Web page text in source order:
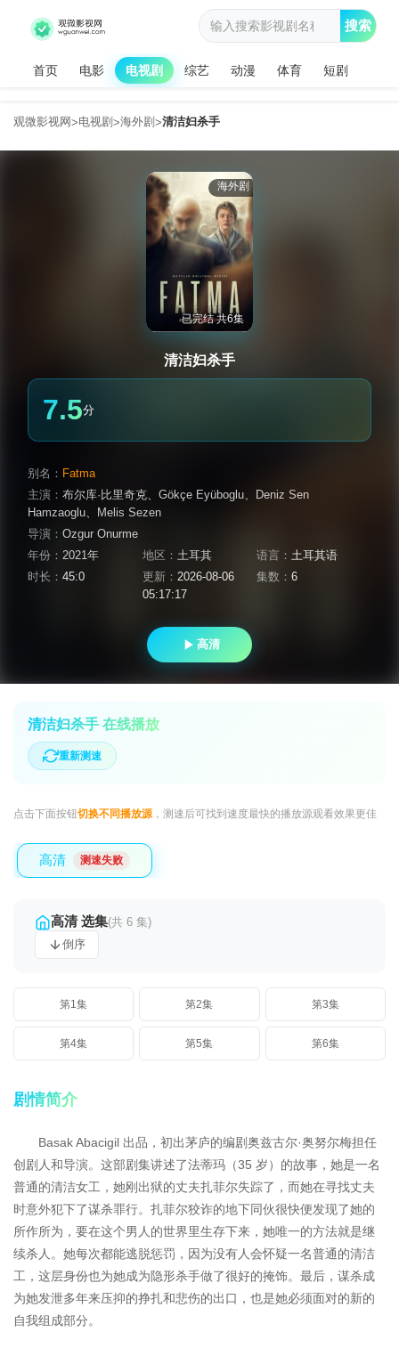
首页 电影 电视剧 综艺 动漫 体育 短剧
搜索
观微影视网>电视剧 >海外剧 >清洁妇杀手
海外剧
已完结 共6集
清洁妇杀手
7.5分
别名： Fatma
主演： 布尔库·比里奇克、 Gökçe Eyüboglu、
Deniz Sen
Hamzaoglu、
Melis Sezen
导演： Ozgur Onurme
年份： 2021年 地区： 土耳其 语言：土耳其语
时长： 45:0 更新： 2026-08-06
05:17:17
集数：6
高清
清洁妇杀手 在线播放
重新测速
点击下面按钮切换不同播放源，测速后可找到速度最快的播放源观看效果更佳
高清 测速失败
高清 选集(共 6 集)
倒序
第1集 第2集 第3集
第4集 第5集 第6集
剧情简介
Basak Abacigil 出品，初出茅庐的编剧奥兹古尔·奥努尔梅担任
创剧人和导演。这部剧集讲述了法蒂玛（35 岁）的故事，她是一名
普通的清洁女工，她刚出狱的丈夫扎菲尔失踪了，而她在寻找丈夫
时意外犯下了谋杀罪行。扎菲尔狡诈的地下同伙很快便发现了她的
所作所为，要在这个男人的世界里生存下来，她唯一的方法就是继
续杀人。她每次都能逃脱惩罚，因为没有人会怀疑一名普通的清洁
工，这层身份也为她成为隐形杀手做了很好的掩饰。最后，谋杀成
为她发泄多年来压抑的挣扎和悲伤的出口，也是她必须面对的新的
自我组成部分。